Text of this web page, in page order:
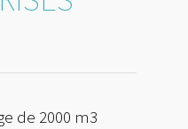
de 2000 m3